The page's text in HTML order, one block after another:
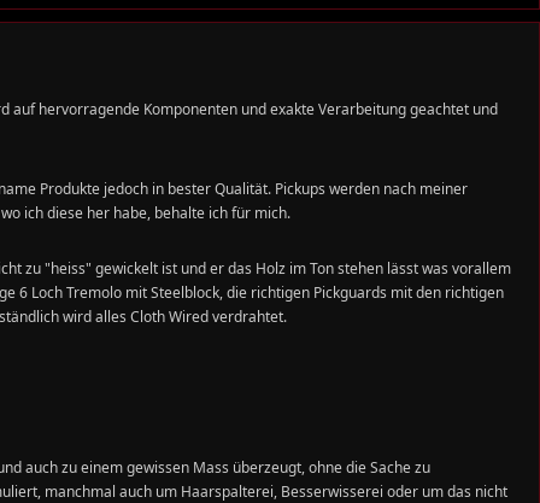
auf hervorragende Komponenten und exakte Verarbeitung geachtet und
Produkte jedoch in bester Qualität. Pickups werden nach meiner
ich diese her habe, behalte ich für mich.
zu "heiss" gewickelt ist und er das Holz im Ton stehen lässt was vorallem
6 Loch Tremolo mit Steelblock, die richtigen Pickguards mit den richtigen
wird alles Cloth Wired verdrahtet.
auch zu einem gewissen Mass überzeugt, ohne die Sache zu
manchmal auch um Haarspalterei, Besserwisserei oder um das nicht